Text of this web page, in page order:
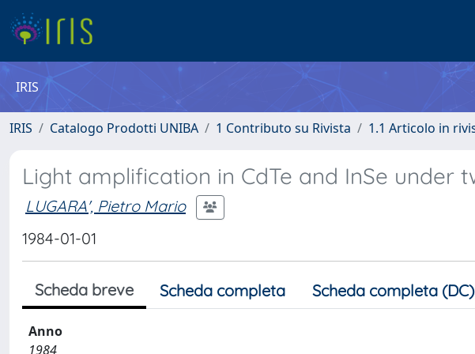
IRIS
IRIS Catalogo Prodotti UNIBA 1 Contributo su Rivista 1.1 Articolo in
Light amplification in CdTe and InSe under
LUGARA', Pietro Mario
1984-01-01
Scheda breve Scheda completa Scheda completa (DC)
Anno
1984